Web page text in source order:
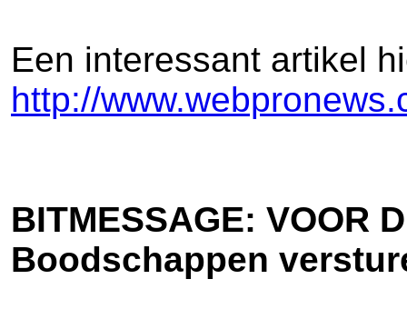
Een interessant artikel
http://
BITMESSAGE: VOOR
Boodschappen